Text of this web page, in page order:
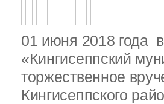
01 июня 2018 года
«Кингисеппский
торжественное
Кингисеппского